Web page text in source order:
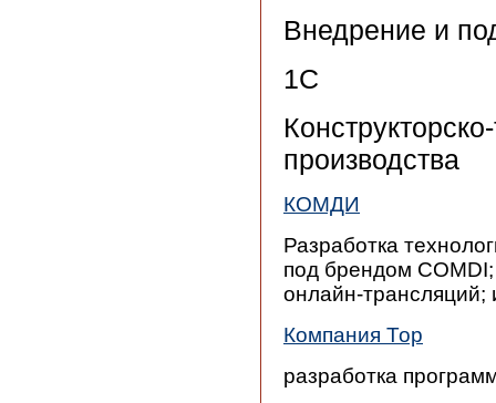
Внедрение и
1С
производства
КОМДИ
Разработка
под брендом
онлайн-трансляций;
Компания Тор
разработка